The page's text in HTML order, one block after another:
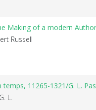
Making of a modern Author
Russell
11265-1321/G. L.
L.